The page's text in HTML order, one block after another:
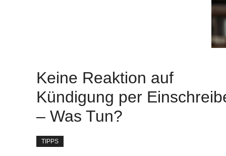
Keine Reaktion auf
Kündigung per
– Was Tun?
TIPPS